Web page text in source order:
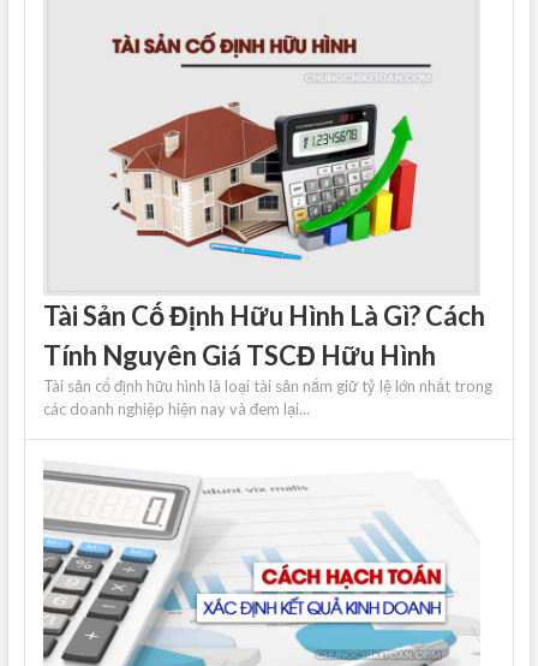
Tài Sản Cố Định Hữu Hình Là Gì? Cách
Tính Nguyên Giá TSCĐ Hữu Hình
Tài sản cố định hữu hình là loại tài sản nắm giữ tỷ lệ lớn nhất trong
các doanh nghiệp hiện nay và đem lại...